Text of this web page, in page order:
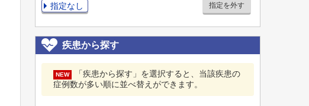
指定なし 指定を外す
疾患から探す
NEW
「疾患から探す」を選択すると、当該疾患の
症例数が多い順に並べ替えができます。